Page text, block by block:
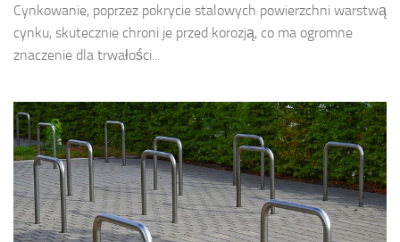
Cynkowanie, poprzez pokrycie stalowych powierzchni warstwą
cynku, skutecznie chroni je przed korozją, co ma ogromne
znaczenie dla trwałości...